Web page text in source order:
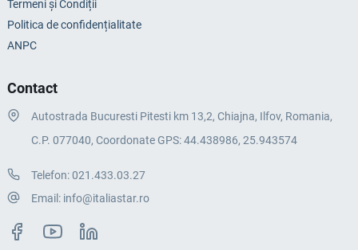
Termeni și Condiții
Politica de confidențialitate
ANPC
Contact
Autostrada Bucuresti Pitesti km 13,2, Chiajna, Ilfov, Romania,
C.P. 077040, Coordonate GPS: 44.438986, 25.943574
Telefon:021.433.03.27
Email: info@italiastar.ro